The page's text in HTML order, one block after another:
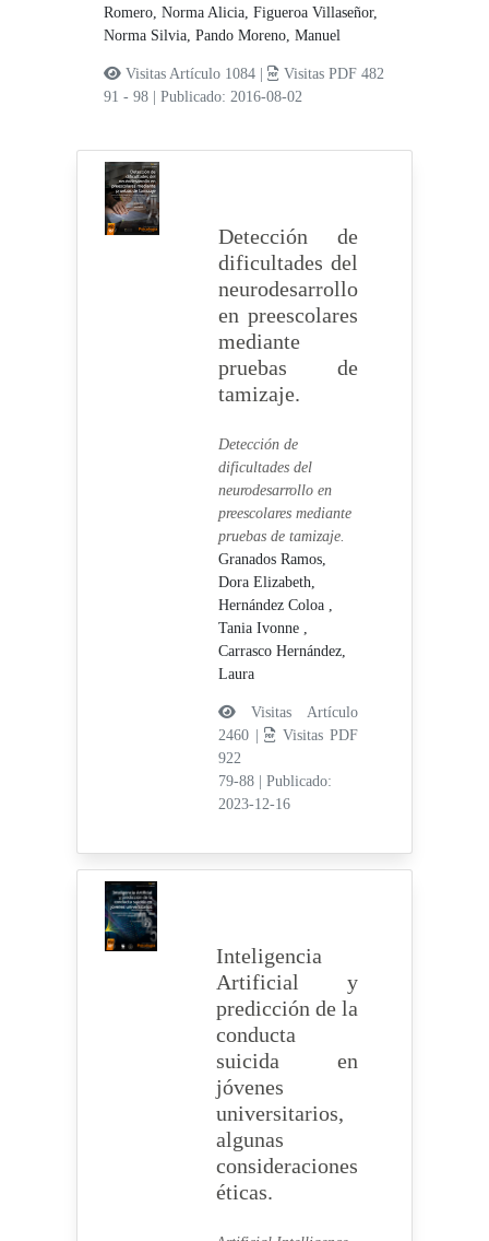
Romero, Norma Alicia,Figueroa Villaseñor,
Norma Silvia,Pando Moreno, Manuel
Visitas Artículo 1084 |
Visitas PDF 482
91 - 98
|Publicado: 2016-08-02
Detección de
dificultades del
neurodesarrollo
en preescolares
mediante
pruebas de
tamizaje.
Detección de
dificultades del
neurodesarrollo en
preescolares mediante
pruebas de tamizaje.
Granados Ramos,
Dora Elizabeth,
Hernández Coloa ,
Tania Ivonne ,
Carrasco Hernández,
Laura
Visitas Artículo
2460 |
Visitas PDF
922
79-88
Publicado:
2023-12-16
Inteligencia
Artificial y
predicción de la
conducta
suicida en
jóvenes
universitarios,
algunas
consideraciones
éticas.